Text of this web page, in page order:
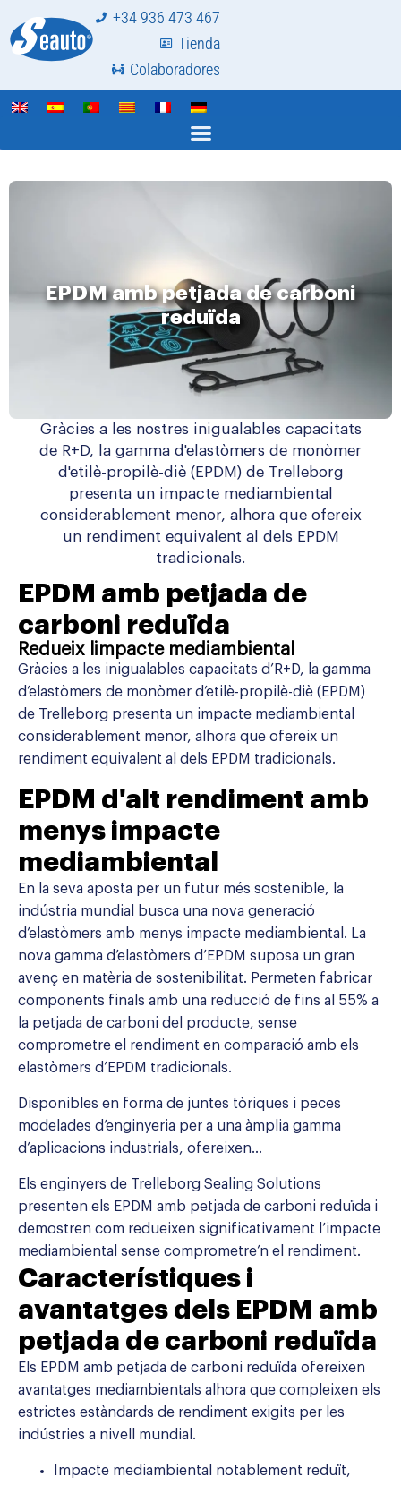
+34 936 473 467
Tienda
Colaboradores
EPDM amb petjada de carboni
reduïda
Gràcies a les nostres inigualables capacitats
de R+D, la gamma d'elastòmers de monòmer
d'etilè-propilè-diè (EPDM) de Trelleborg
presenta un impacte mediambiental
considerablement menor, alhora que ofereix
un rendiment equivalent al dels EPDM
tradicionals.
EPDM amb petjada de
carboni reduïda
Redueix limpacte mediambiental
Gràcies a les inigualables capacitats d’R+D, la gamma
d’elastòmers de monòmer d’etilè-propilè-diè (EPDM)
de Trelleborg presenta un impacte mediambiental
considerablement menor, alhora que ofereix un
rendiment equivalent al dels EPDM tradicionals.
EPDM d'alt rendiment amb
menys impacte
mediambiental
En la seva aposta per un futur més sostenible, la
indústria mundial busca una nova generació
d’elastòmers amb menys impacte mediambiental. La
nova gamma d’elastòmers d’EPDM suposa un gran
avenç en matèria de sostenibilitat. Permeten fabricar
components finals amb una reducció de fins al 55% a
la petjada de carboni del producte, sense
comprometre el rendiment en comparació amb els
elastòmers d’EPDM tradicionals.
Disponibles en forma de juntes tòriques i peces
modelades d’enginyeria per a una àmplia gamma
d’aplicacions industrials, ofereixen…
Els enginyers de Trelleborg Sealing Solutions
presenten els EPDM amb petjada de carboni reduïda i
demostren com redueixen significativament l’impacte
mediambiental sense comprometre’n el rendiment.
Característiques i
avantatges dels EPDM amb
petjada de carboni reduïda
Els EPDM amb petjada de carboni reduïda ofereixen
avantatges mediambientals alhora que compleixen els
estrictes estàndards de rendiment exigits per les
indústries a nivell mundial.
Impacte mediambiental notablement reduït,